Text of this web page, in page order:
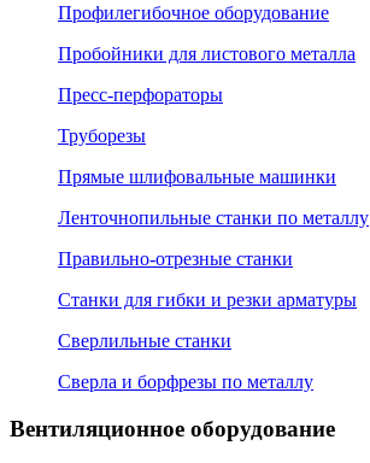
Профилегибочное оборудование
Пробойники для листового металла
Пресс-перфораторы
Труборезы
Прямые шлифовальные машинки
Ленточнопильные станки по металлу
Правильно-отрезные станки
Станки для гибки и резки арматуры
Сверлильные станки
Сверла и борфрезы по металлу
Вентиляционное оборудование